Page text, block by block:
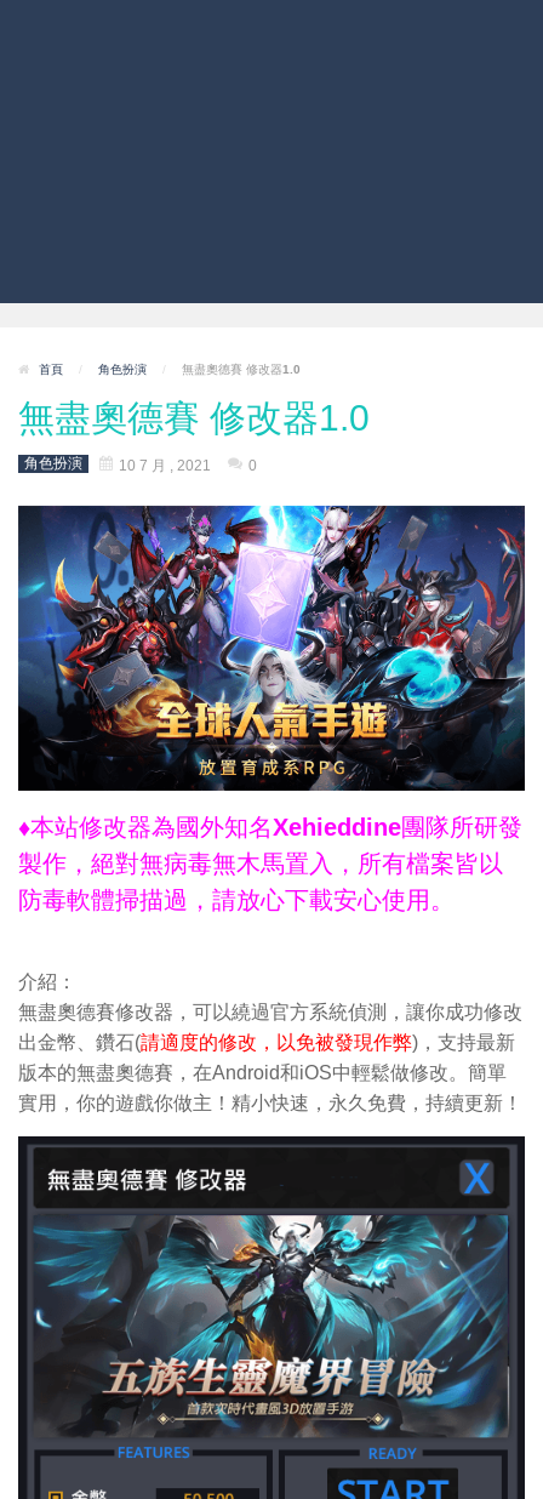
首頁 / 角色扮演 / 無盡奧德賽 修改器1.0
無盡奧德賽 修改器1.0
角色扮演 10 7 月 , 2021 0
♦本站修改器為國外知名Xehieddine團隊所研發
製作，絕對無病毒無木馬置入，所有檔案皆以
防毒軟體掃描過，請放心下載安心使用。
介紹：
無盡奧德賽修改器，可以繞過官方系統偵測，讓你成功修改
出金幣、鑽石(請適度的修改，以免被發現作弊)，支持最新
版本的無盡奧德賽，在Android和iOS中輕鬆做修改。簡單
實用，你的遊戲你做主！精小快速，永久免費，持續更新！